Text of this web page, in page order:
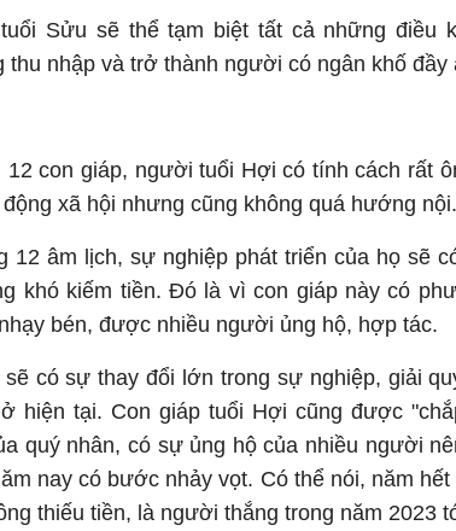
Sửu sẽ thể tạm biệt tất cả những điều
thu nhập và trở thành người có ngân khố đầy
12 con giáp, người tuổi Hợi có tính cách rất
xã hội nhưng cũng không quá hướng nội.
12 âm lịch, sự nghiệp phát triển của họ sẽ
khó kiếm tiền. Đó là vì con giáp này có
bén, được nhiều người ủng hộ, hợp tác.
sẽ có sự thay đổi lớn trong sự nghiệp, giải
hiện tại. Con giáp tuổi Hợi cũng được
quý nhân, có sự ủng hộ của nhiều người
nay có bước nhảy vọt. Có thể nói, năm
thiếu tiền, là người thắng trong năm 2023